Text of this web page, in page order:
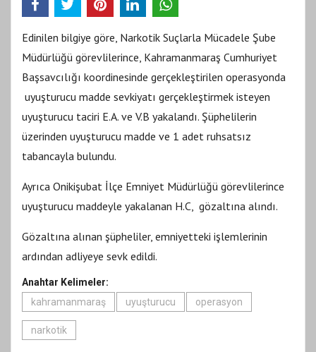
Edinilen bilgiye göre, Narkotik Suçlarla Mücadele Şube
Müdürlüğü görevlilerince, Kahramanmaraş Cumhuriyet
Başsavcılığı koordinesinde gerçekleştirilen operasyonda
uyuşturucu madde sevkiyatı gerçekleştirmek isteyen
uyuşturucu taciri E.A. ve V.B yakalandı. Şüphelilerin
üzerinden uyuşturucu madde ve 1 adet ruhsatsız
tabancayla bulundu.
Ayrıca Onikişubat İlçe Emniyet Müdürlüğü görevlilerince
uyuşturucu maddeyle yakalanan H.C, gözaltına alındı.
Gözaltına alınan şüpheliler, emniyetteki işlemlerinin
ardından adliyeye sevk edildi.
Anahtar Kelimeler:
kahramanmaraş
uyuşturucu operasyon
narkotik